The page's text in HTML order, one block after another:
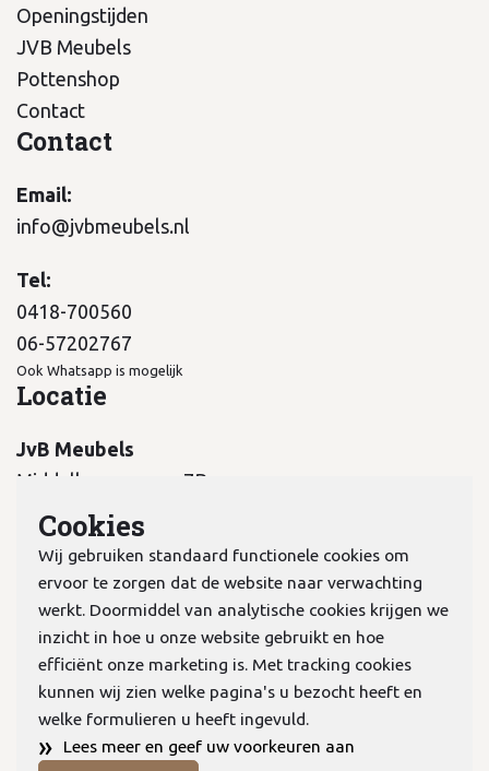
Openingstijden
JVB Meubels
Pottenshop
Contact
Contact
Email:
info@jvbmeubels.nl
Tel:
0418-700560
06-57202767
Ook Whatsapp is mogelijk
Locatie
JvB Meubels
Middelkampseweg 7B
5311 PC Gameren
KvK:70978298
Privacyverklaring
Algemene voorwaarden
Cookies
Wij gebruiken standaard functionele cookies om
ervoor te zorgen dat de website naar verwachting
werkt. Doormiddel van analytische cookies krijgen we
inzicht in hoe u onze website gebruikt en hoe
efficiënt onze marketing is. Met tracking cookies
kunnen wij zien welke pagina's u bezocht heeft en
welke formulieren u heeft ingevuld.
» Lees meer en geef uw voorkeuren aan